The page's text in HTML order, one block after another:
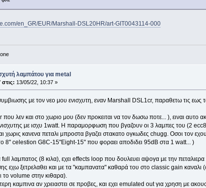
en_GR/EUR/Marshall-DSL20HR/art-GIT0043114-000
λαμπάτου για metal
13/05/22, 10:37 »
με τον νεο μου ενισχυτη, εναν Marshall DSL1cr, παραθετω τις εως
λεν και στο χωριο μου (δεν προκειται να τον δωσω ποτε... ), ειναι αυτο
με ισχυ 1watt. Η παραμορφωση που βγαζουν οι 3 λαμπες του (2
χωρις κανενα πεταλι μπροστα βγαζει στακατο ογκωδες chugg. Οσοι τον
8" celestion G8C-15"Eight-15" που φοραει αποδιδει 95dB στα 1 watt... )
full λαμπατος (8 κιλα), εχει effects loop που δουλευει αψογα με την
εχω ξετρελαθει και με τα "καμπανατα" καθαρά του στο classic gain
το volume στην κιθαρα).
καμπινα αν χρειαστει σε προβες, και εχει emulated out για χρηση με